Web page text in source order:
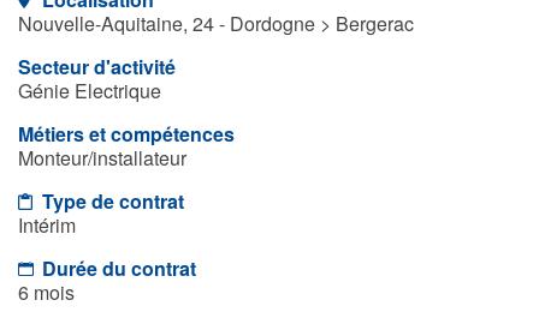
Nouvelle-Aquitaine, 24 - Dordogne > Bergerac
Secteur d'activité
Génie Electrique
Métiers et compétences
Monteur/installateur
Type de contrat
Intérim
Durée du contrat
6 mois